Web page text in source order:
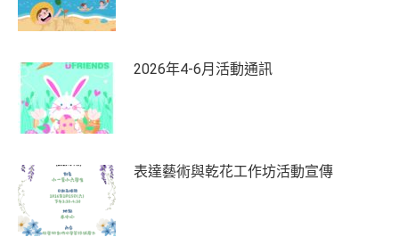
2026年4-6月活動通訊
表達藝術與乾花工作坊活動宣傳